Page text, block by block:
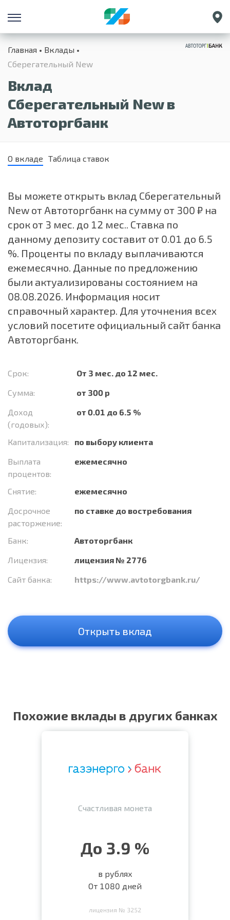
Санкт-Петербург
Главная
Вклады
Сберегательный New
Вклад
Сберегательный New в
Автоторгбанк
О вкладе Таблица ставок
Вы можете открыть вклад Сберегательный
New от Автоторгбанк на сумму от 300 ₽ на
срок от 3 мес. до 12 мес.. Ставка по
данному депозиту составит от 0.01 до 6.5
%. Проценты по вкладу выплачиваются
ежемесячно. Данные по предложению
были актуализированы состоянием на
08.08.2026. Информация носит
справочный характер. Для уточнения всех
условий посетите официальный сайт банка
Автоторгбанк.
Срок:
От 3 мес. до 12 мес.
Сумма:
от 300 р
Доход
(годовых):
от 0.01 до 6.5 %
Капитализация:
по выбору клиента
Выплата
процентов:
ежемесячно
Снятие:
ежемесячно
Досрочное
расторжение:
по ставке до востребования
Банк:
Автоторгбанк
Лицензия:
лицензия № 2776
Сайт банка:
https://www.avtotorgbank.ru/
Открыть вклад
Похожие вклады в других банках
Счастливая монета
До 3.9 %
в рублях
От 1080 дней
лицензия № 3252